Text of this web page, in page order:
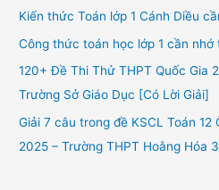
f
o
Kiến thức Toán lớp 1 Cánh Diều
Công thức toán học lớp 1 cần
120+ Đề Thi Thử THPT Quốc Gia
Trường Sở Giáo Dục [Có Lời Giải]
Giải 7 câu trong đề KSCL Toán 12
2025 – Trường THPT Hoằng Hóa